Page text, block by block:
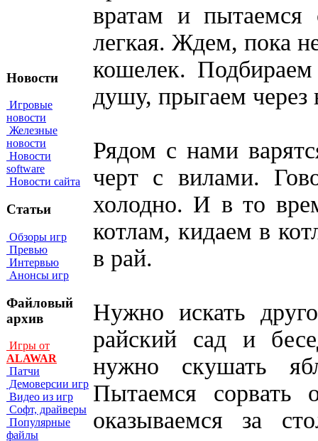
Новости
Игровые
новости
Железные
новости
Новости
software
Новости сайта
Статьи
Обзоры игр
Превью
Интервью
Анонсы игр
Файловый
архив
Игры от
ALAWAR
Патчи
Демоверсии игр
Видео из игр
Софт, драйверы
Популярные
файлы
вратам и
легкая. Ждем, пока
кошелек.
душу, прыгаем через
Рядом с нами
черт с вилами.
холодно. И в то
котлам, кидаем в
в рай.
Нужно искать
райский сад и
нужно скушать
Пытаемся
оказываемся за